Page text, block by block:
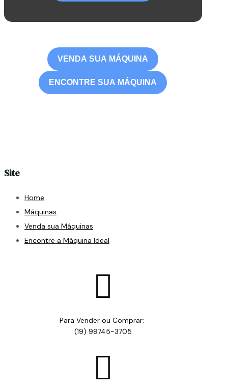
VENDA SUA MÁQUINA
ENCONTRE SUA MÁQUINA
Site
Home
Máquinas
Venda sua Máquinas
Encontre a Máquina Ideal

Para Vender ou Comprar:
(19) 99745-3705
